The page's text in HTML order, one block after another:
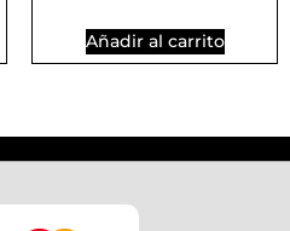
Añadir al carrito